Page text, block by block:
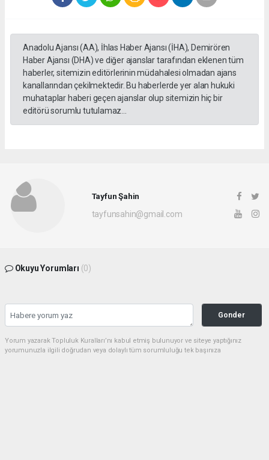
Anadolu Ajansı (AA), İhlas Haber Ajansı (İHA), Demirören
Haber Ajansı (DHA) ve diğer ajanslar tarafından eklenen tüm
haberler, sitemizin editörlerinin müdahalesi olmadan ajans
kanallarından çekilmektedir. Bu haberlerde yer alan hukuki
muhataplar haberi geçen ajanslar olup sitemizin hiç bir
editörü sorumlu tutulamaz...
Tayfun Şahin
tayfunsahin@gmail.com
Okuyu Yorumları (0)
Gonder
Yorum yazarak Topluluk Kuralları’nı kabul etmiş bulunuyor ve siteye yaptığınız
yorumunuzla ilgili doğrudan veya dolaylı tüm sorumluluğu tek başınıza